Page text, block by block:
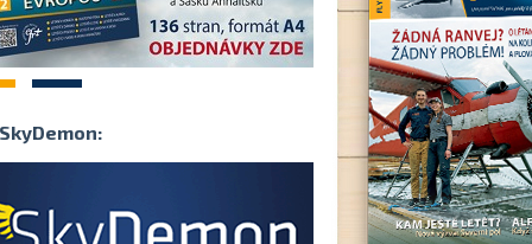
2
SkyDemon: